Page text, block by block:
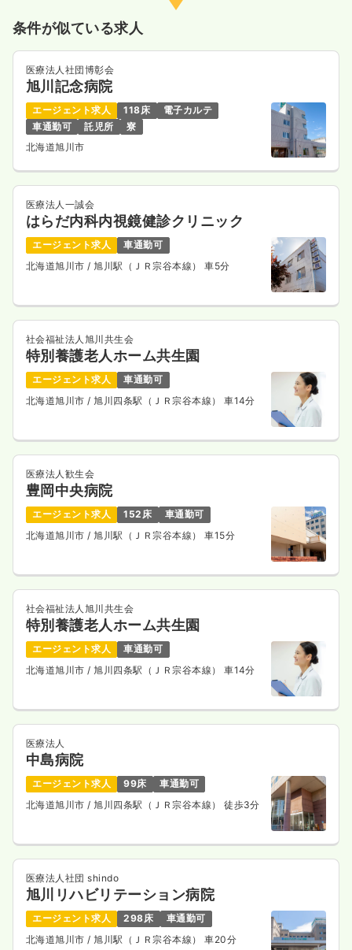
2交代（常勤） 一時募集休止
給与 33.3万円/月
※経験2年の例
時間 9:00～17:30
月給37万円以上可
気になる 詳細を見る
夜勤のみ（常勤）
給与 31.9〜39.9
※一例
月給39万円以上可
気になる
夜勤のみ（パート） 一時募集休止
時間 17:00～9:30
気になる
一般病院
給与 25.1万円 /月 賞与2ヶ月
時間 9:00～17:30
（休憩60分）
日祝休み
月給33万円以上可
気になる 詳細を見る
オペ室(手術室)正・准看護師 一般病院
一時募集休止
給与 26.4万円/月 賞与2回
※経験4年の例
時間 9:00～17:30
月給26万円以上可
気になる 詳細を見る
条件が似ている求人
医療法人社団博彰会
旭川記念病院
エージェント求人 118床
電子カルテ
車通勤可
託児所
寮
北海道旭川市
医療法人一誠会
はらだ内科内視鏡健診クリニック
エージェント求人
車通勤可
北海道旭川市 / 旭川駅（ＪＲ宗谷本線） 車5分
社会福祉法人旭川共生会
特別養護老人ホーム共生園
エージェント求人
車通勤可
北海道旭川市 / 旭川四条駅（ＪＲ宗谷本線） 車14分
医療法人歓生会
豊岡中央病院
エージェント求人 152床
車通勤可
北海道旭川市 / 旭川駅（ＪＲ宗谷本線） 車15分
社会福祉法人旭川共生会
特別養護老人ホーム共生園
エージェント求人
車通勤可
北海道旭川市 / 旭川四条駅（ＪＲ宗谷本線） 車14分
医療法人
中島病院
エージェント求人 99床
車通勤可
北海道旭川市 / 旭川四条駅（ＪＲ宗谷本線） 徒歩3分
医療法人社団 shindo
旭川リハビリテーション病院
エージェント求人 298床
車通勤可
北海道旭川市 / 旭川駅（ＪＲ宗谷本線） 車20分